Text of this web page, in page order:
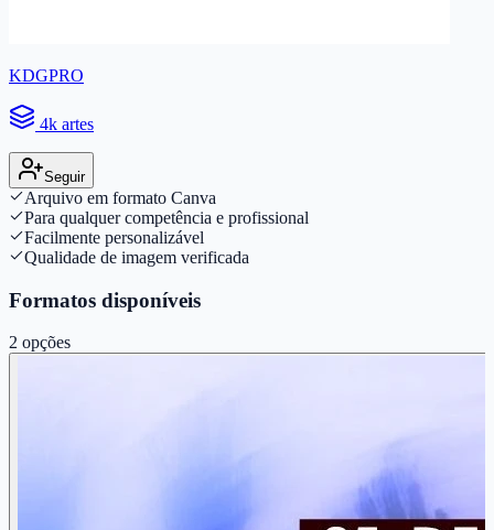
KDGPRO
4k artes
Seguir
Arquivo em formato Canva
Para qualquer competência e profissional
Facilmente personalizável
Qualidade de imagem verificada
Formatos disponíveis
2 opções